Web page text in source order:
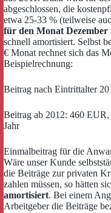
abgeschlossen, die
etwa 25-33 % (teilweise
für den Monat Dezember
schnell amortisiert. Selbst
€ Monat rechnet sich das
Beispielrechnung:
Beitrag nach Eintrittalter
Beitrag ab 2012: 460
Jahr
Einmalbeitrag für die
Wäre unser Kunde
die Beiträge zur privaten
zahlen müssen, so hätten
amortisiert. Bei einem
Arbeitgeber die Beiträge